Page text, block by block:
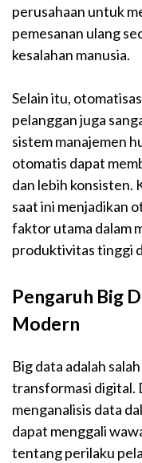
perusahaan untuk
pemesanan ulang
kesalahan manusia.
Selain itu,
pelanggan juga
sistem manajemen
otomatis dapat
dan lebih konsisten.
saat ini menjadikan
faktor utama dalam
produktivitas tinggi
Pengaruh Big
Modern
Big data adalah
transformasi digital.
menganalisis data
dapat menggali
tentang perilaku